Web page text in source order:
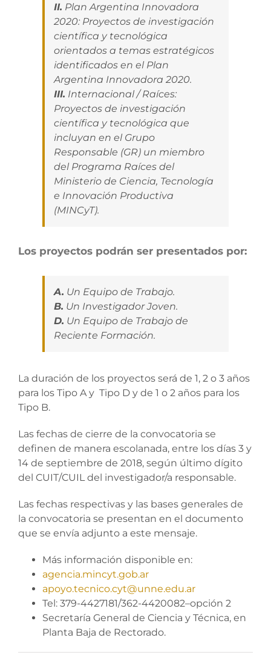
II. Plan Argentina Innovadora
2020: Proyectos de investigación
científica y tecnológica
orientados a temas estratégicos
identificados en el Plan
Argentina Innovadora 2020.
III. Internacional / Raíces:
Proyectos de investigación
científica y tecnológica que
incluyan en el Grupo
Responsable (GR) un miembro
del Programa Raíces del
Ministerio de Ciencia, Tecnología
e Innovación Productiva
(MINCyT).
Los proyectos podrán ser presentados por:
A. Un Equipo de Trabajo.
B. Un Investigador Joven.
D. Un Equipo de Trabajo de
Reciente Formación.
La duración de los proyectos será de 1, 2 o 3 años
para los Tipo A y Tipo D y de 1 o 2 años para los
Tipo B.
Las fechas de cierre de la convocatoria se
definen de manera escolanada, entre los días 3 y
14 de septiembre de 2018, según último dígito
del CUIT/CUIL del investigador/a responsable.
Las fechas respectivas y las bases generales de
la convocatoria se presentan en el documento
que se envía adjunto a este mensaje.
Más información disponible en:
agencia.mincyt.gob.ar
apoyo.tecnico.cyt@unne.edu.ar
Tel: 379-4427181/362-4420082–opción 2
Secretaría General de Ciencia y Técnica, en
Planta Baja de Rectorado.